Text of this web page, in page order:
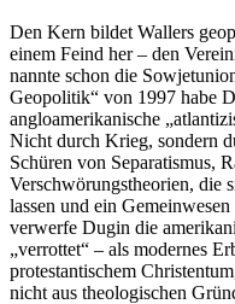
Den Kern bildet Wallers
einem Feind her – den
nannte schon die
Geopolitik“ von 1997 habe
angloamerikanische
Nicht durch Krieg, sondern
Schüren von Separatismus,
Verschwörungstheorien, die
lassen und ein
verwerfe Dugin die
„verrottet“ – als modernes
protestantischem
nicht aus theologischen